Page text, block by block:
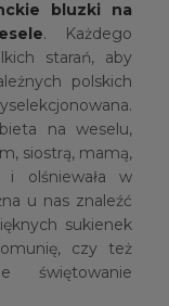
bluzki na
. Każdego
starań, aby
polskich
na weselu,
siostrą, mamą,
i olśniewała w
u nas znaleźć
sukienek
czy też
świętowanie